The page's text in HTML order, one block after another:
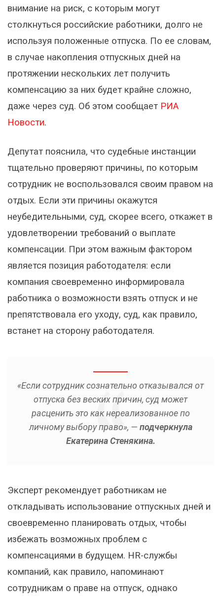
внимание на риск, с которым могут
столкнуться российские работники, долго не
используя положенные отпуска. По ее словам,
в случае накопления отпускных дней на
протяжении нескольких лет получить
компенсацию за них будет крайне сложно,
даже через суд. Об этом сообщает РИА
Новости.
Депутат пояснила, что судебные инстанции
тщательно проверяют причины, по которым
сотрудник не воспользовался своим правом на
отдых. Если эти причины окажутся
неубедительными, суд, скорее всего, откажет в
удовлетворении требований о выплате
компенсации. При этом важным фактором
является позиция работодателя: если
компания своевременно информировала
работника о возможности взять отпуск и не
препятствовала его уходу, суд, как правило,
встанет на сторону работодателя.
«Если сотрудник сознательно отказывался от
отпуска без веских причин, суд может
расценить это как нереализованное по
личному выбору право», — подчеркнула
Екатерина Стенякина.
Эксперт рекомендует работникам не
откладывать использование отпускных дней и
своевременно планировать отдых, чтобы
избежать возможных проблем с
компенсациями в будущем. HR-службы
компаний, как правило, напоминают
сотрудникам о праве на отпуск, однако